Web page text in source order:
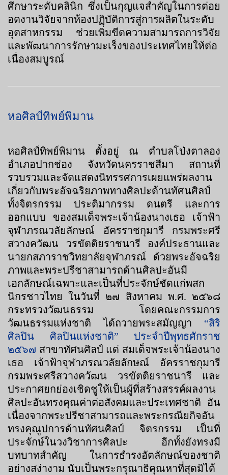
ศึกษาระดับคลินิก ซึ่งเป็นกุญแจสำคัญในการต่อย
อดงานวิจัยจากห้องปฏิบัติการสู่การผลิตในระดับ
อุตสาหกรรม ช่วยเพิ่มขีดความสามารถการวิจัย
และพัฒนาการรักษามะเร็งของประเทศไทยให้ต่อ
เนื่องสมบูรณ์
หอศิลป์ทิพย์พิมาน
หอศิลป์ทิพย์พิมาน ตั้งอยู่ ณ ตำบลโป่งตาลอง
อำเภอปากช่อง จังหวัดนครราชสีมา สถานที่
รวบรวมและจัดแสดงนิทรรศการเผยแพร่ผลงาน
เกี่ยวกับพระอัจฉริยภาพทางศิลปะด้านทัศนศิลป์
ทั้งจิตรกรรม ประติมากรรม ดนตรี และการ
ออกแบบ ของสมเด็จพระเจ้าน้องนางเธอ เจ้าฟ้า
จุฬาภรณวลัยลักษณ์ อัครราชกุมารี กรมพระศรี
สวางควัฒน วรขัตติยราชนารี องค์ประธานและ
นายกสภาราชวิทยาลัยจุฬาภรณ์ ด้วยพระอัจฉริย
ภาพและพระปรีชาสามารถด้านศิลปะอันมี
เอกลักษณ์เฉพาะและเป็นที่ประจักษ์ชัดแก่พสก
นิกรชาวไทย ในวันที่ ๒๗ สิงหาคม พ.ศ. ๒๕๖๘
กระทรวงวัฒนธรรม โดยคณะกรรมการ
วัฒนธรรมแห่งชาติ ได้ถวายพระสมัญญา “สิริ
ศิลปิน ศิลปินแห่งชาติ” ประจำปีพุทธศักราช
๒๕๖๗ สาขาทัศนศิลป์ แด่ สมเด็จพระเจ้าน้องนาง
เธอ เจ้าฟ้าจุฬาภรณวลัยลักษณ์ อัครราชกุมารี
กรมพระศรีสวางควัฒน วรขัตติยราชนารี และ
ประกาศยกย่องเชิดชูให้เป็นผู้ที่สร้างสรรค์ผลงาน
ศิลปะอันทรงคุณค่าต่อสังคมและประเทศชาติ อัน
เนื่องจากพระปรีชาสามารถและพระกรณียกิจอัน
ทรงคุณูปการด้านทัศนศิลป์ จิตรกรรม เป็นที่
ประจักษ์ในวงวิชาการศิลปะ อีกทั้งยังทรงมี
บทบาทสำคัญ ในการธำรงอัตลักษณ์ของชาติ
อย่างสง่างาม นับเป็นพระกรุณาธิคุณหาที่สุดมิได้